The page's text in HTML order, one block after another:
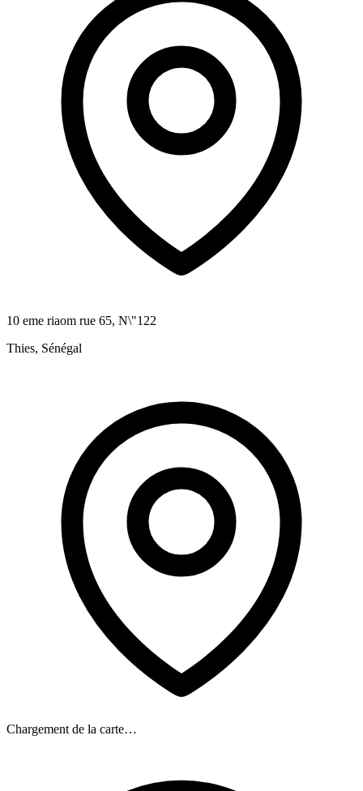
10 eme riaom rue 65, N\"122
Thies, Sénégal
Chargement de la carte…